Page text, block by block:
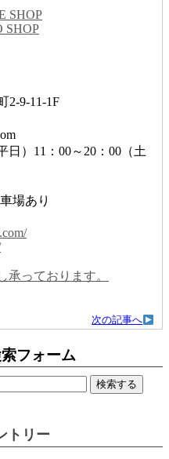
SHOP
SHOP
2-9-11-1F
日）11：00～20：00（土
場あり
っております。
次の記事へ
フォーム
トリー